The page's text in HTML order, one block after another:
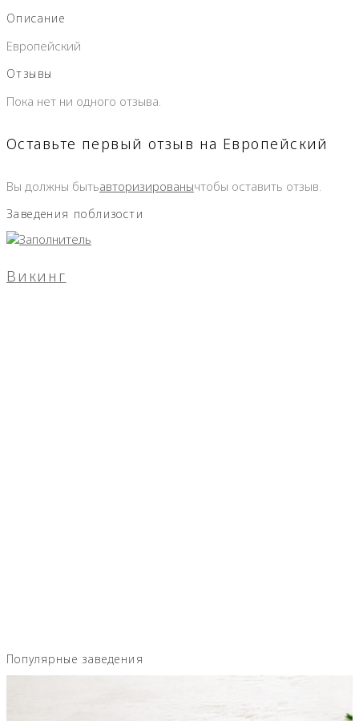
Описание
Европейский
Отзывы
Пока нет ни одного отзыва.
Оставьте первый отзыв на Европейский
Вы должны бытьавторизированычтобы оставить отзыв.
Заведения поблизости
Викинг
Популярные заведения